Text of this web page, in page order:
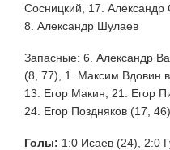
Сосницкий, 17. Александр
8. Александр Шулаев
Запасные: 6. Александр
(8, 77), 1. Максим Вдовин
13. Егор Макин, 21. Егор
24. Егор Поздняков (17,
Голы: 1:0 Исаев (24), 2:0